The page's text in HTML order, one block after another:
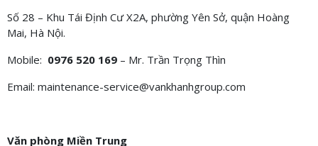
Số 28 – Khu Tái Định Cư X2A, phường Yên Sở, quận Hoàng
Mai, Hà Nội.
Mobile: 0976 520 169 – Mr. Trần Trọng Thìn
Email: maintenance-service@vankhanhgroup.com
Văn phòng Miền Trung